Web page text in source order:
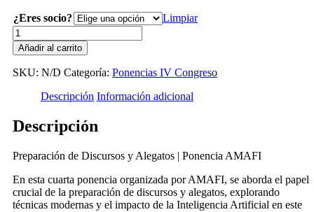
¿Eres socio? Limpiar
Añadir al carrito
SKU: N/D Categoría: Ponencias IV Congreso
Descripción Información adicional
Descripción
Preparación de Discursos y Alegatos | Ponencia AMAFI
En esta cuarta ponencia organizada por AMAFI, se aborda el papel
crucial de la preparación de discursos y alegatos, explorando
técnicas modernas y el impacto de la Inteligencia Artificial en este